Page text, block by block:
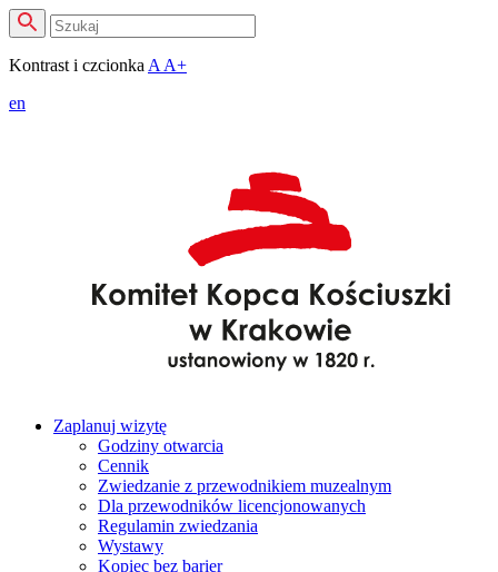
Kontrast i czcionka A A+
en
Zaplanuj wizytę
Godziny otwarcia
Cennik
Zwiedzanie z przewodnikiem muzealnym
Dla przewodników licencjonowanych
Regulamin zwiedzania
Wystawy
Kopiec bez barier